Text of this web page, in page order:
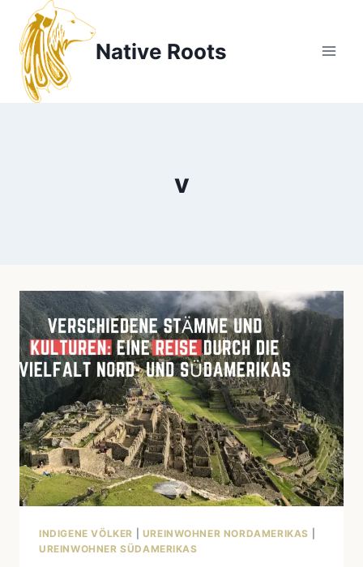
Inhalt
springen
Native Roots
v
INDIGENE VÖLKER UREINWOHNER NORDAMERIKAS
UREINWOHNER SÜDAMERIKAS